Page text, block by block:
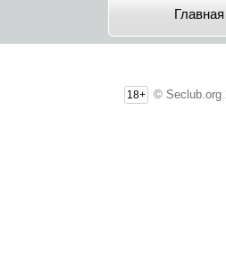
Главная
18+ © Seclub.org